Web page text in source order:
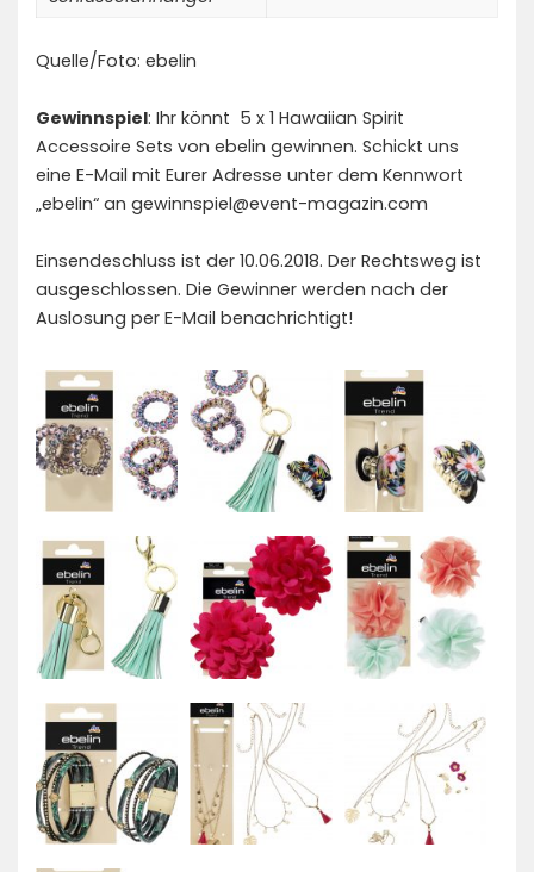
Quelle/Foto: ebelin
Gewinnspiel: Ihr könnt 5 x 1 Hawaiian Spirit
Accessoire Sets von ebelin gewinnen. Schickt uns
eine E-Mail mit Eurer Adresse unter dem Kennwort
„ebelin“ an gewinnspiel@event-magazin.com
Einsendeschluss ist der 10.06.2018. Der Rechtsweg ist
ausgeschlossen. Die Gewinner werden nach der
Auslosung per E-Mail benachrichtigt!